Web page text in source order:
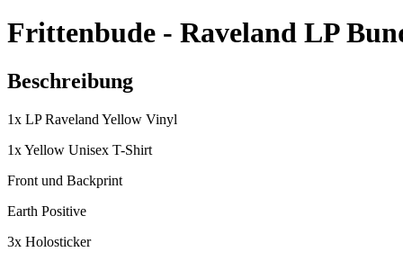
Frittenbude - Raveland LP
Beschreibung
1x LP Raveland Yellow Vinyl
1x Yellow Unisex T-Shirt
Front und Backprint
Earth Positive
3x Holosticker